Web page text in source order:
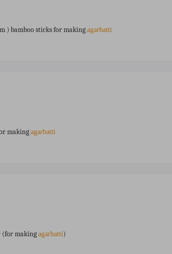
) bamboo sticks for making agarbatti
making agarbatti
(for making agarbatti)